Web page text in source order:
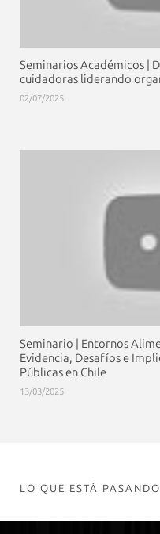
Seminarios Académicos |
cuidadoras liderando
02/07/2025
Seminario | Entornos
Evidencia, Desafíos e
Públicas en Chile
13/03/2025
LO QUE ESTÁ